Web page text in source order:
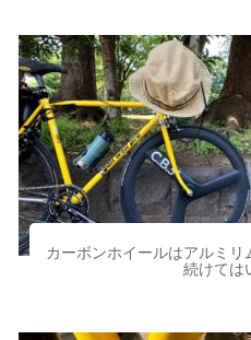
カーボンホイールはアルミ
続けては